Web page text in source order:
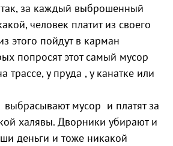
за каждый выброшенный
человек платит из своего
этого пойдут в карман
попросят этот самый мусор
трассе, у пруда , у канатке или
мусор и платят за
халявы. Дворники убирают и
деньги и тоже никакой